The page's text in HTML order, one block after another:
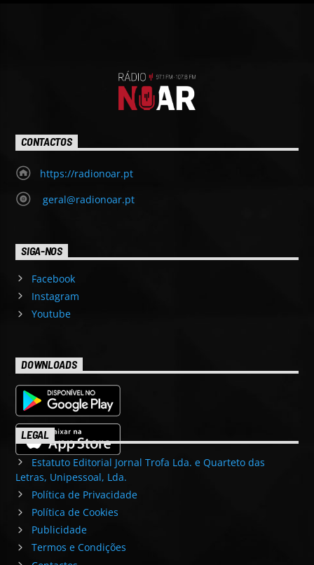
CONTACTOS
https://radionoar.pt
geral@radionoar.pt
SIGA-NOS
Facebook
Instagram
Youtube
DOWNLOADS
LEGAL
Estatuto Editorial Jornal Trofa Lda. e Quarteto das
Letras, Unipessoal, Lda.
Política de Privacidade
Política de Cookies
Publicidade
Termos e Condições